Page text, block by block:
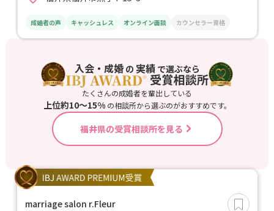
成婚者の声 キャッシュレス オンライン面談 カウンセラー資格
入会・成婚の 実績で選ぶなら
たくさんの成婚者を輩出している
上位約10〜15%の相談所から選ぶのがおすすめです。
福井県の受賞相談所を見る
marriage salon r.Fleur